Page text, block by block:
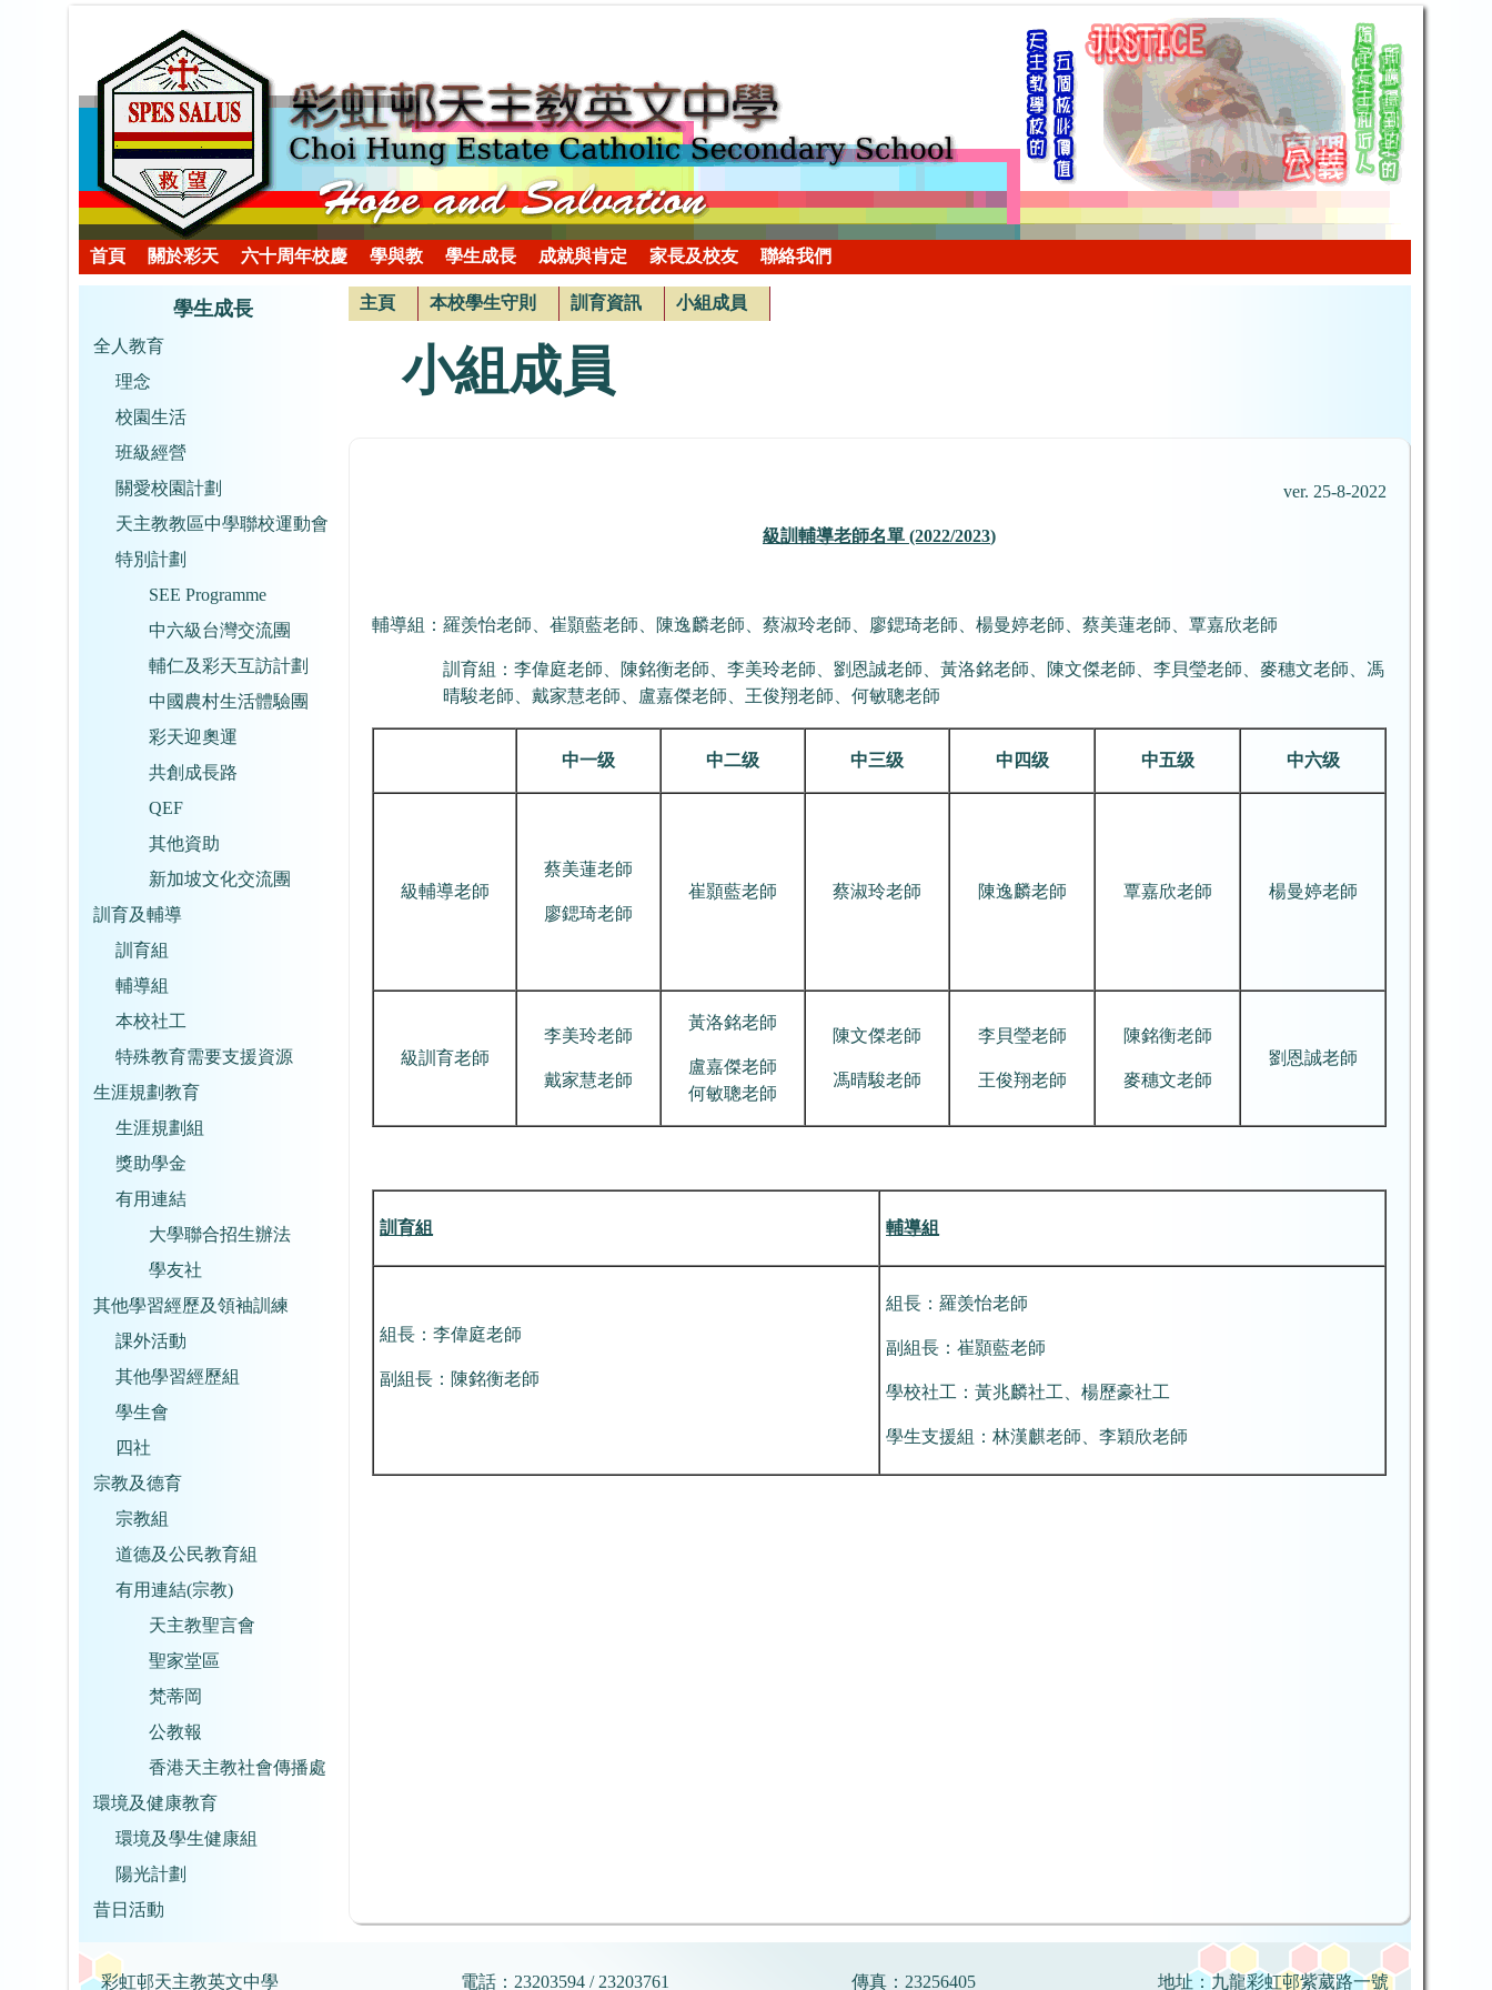
首頁 關於彩天 六十周年校慶 學與教 學生成長 成就與肯定 家長及校友 聯絡我們
學生成長
全人教育
理念
校園生活
班級經營
關愛校園計劃
天主教教區中學聯校運動會
特別計劃
SEE Programme
中六級台灣交流團
輔仁及彩天互訪計劃
中國農村生活體驗團
彩天迎奧運
共創成長路
QEF
其他資助
新加坡文化交流團
訓育及輔導
訓育組
輔導組
本校社工
特殊教育需要支援資源
生涯規劃教育
生涯規劃組
獎助學金
有用連結
大學聯合招生辦法
學友社
其他學習經歷及領袖訓練
課外活動
其他學習經歷組
學生會
四社
宗教及德育
宗教組
道德及公民教育組
有用連結(宗教)
天主教聖言會
聖家堂區
梵蒂岡
公教報
香港天主教社會傳播處
環境及健康教育
環境及學生健康組
陽光計劃
昔日活動
主頁 本校學生守則 訓育資訊 小組成員
小組成員
ver. 25-8-2022
級訓輔導老師名單 (2022/2023)
輔導組：羅羡怡老師、崔顥藍老師、陳逸麟老師、蔡淑玲老師、廖鍶琦老師、楊曼婷老師、蔡美蓮老師、覃嘉欣老師
訓育組：李偉庭老師、陳銘衡老師、李美玲老師、劉恩誠老師、黃洛銘老師、陳文傑老師、李貝瑩老師、麥穗文老師、馮
晴駿老師、戴家慧老師、盧嘉傑老師、王俊翔老師、何敏聰老師
中一级 中二级 中三级 中四级 中五级 中六级
級輔導老師
蔡美蓮老師
廖鍶琦老師
崔顥藍老師 蔡淑玲老師 陳逸麟老師 覃嘉欣老師 楊曼婷老師
級訓育老師
李美玲老師
戴家慧老師
黃洛銘老師
盧嘉傑老師
何敏聰老師
陳文傑老師
馮晴駿老師
李貝瑩老師
王俊翔老師
陳銘衡老師
麥穗文老師
劉恩誠老師
訓 育組 輔導組
組長：李偉庭老師
副組長：陳銘衡老師
組長：羅羡怡老師
副組長：崔顥藍老師
學校社工：黃兆麟社工、楊歷豪社工
學生支援組：林漢麒老師、李穎欣老師
彩虹邨天主教英文中學 電話：23203594 / 23203761 傳真：23256405 地址：九龍彩虹邨紫葳路一號